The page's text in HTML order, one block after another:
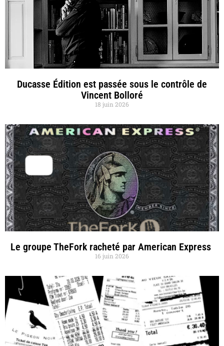
Ducasse Édition est passée sous le contrôle de
Vincent Bolloré
18 juin 2026
Le groupe TheFork racheté par American Express
16 juin 2026